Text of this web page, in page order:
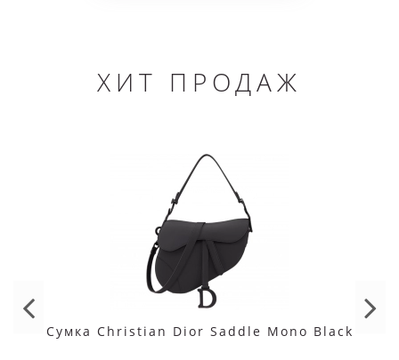
представлены только оригиналы сумок от Christian Dior со
всех стоковых магазинов Европы. В категории
брендовые вещи от кристиан диор. Широкий выбор по
привлекательной цене, постоянные распродажи и
межсезонные скидки. Также посетите бутик по адресу в городе
Москва. Наши консультанты помогут купить нужный вам товар.
ХИТ ПРОДАЖ
Сумка Christian Dior Saddle Mono Black